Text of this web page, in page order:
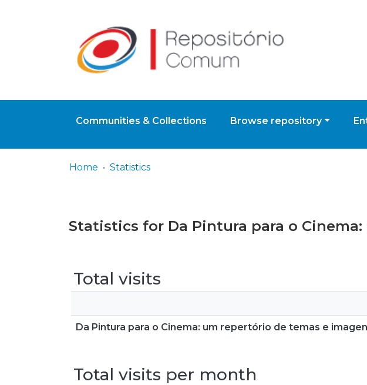
Communities & Collections Browse repository
Home Statistics
Statistics for Da Pintura para o
Total visits
Da Pintura para o Cinema: um repertório de temas e
Total visits per month